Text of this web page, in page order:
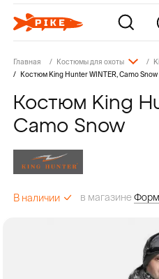
Главная Костюмы для охоты
Костюм King Hunter WINTER, Camo Snow
Костюм King
Camo Snow
В наличии в магазине